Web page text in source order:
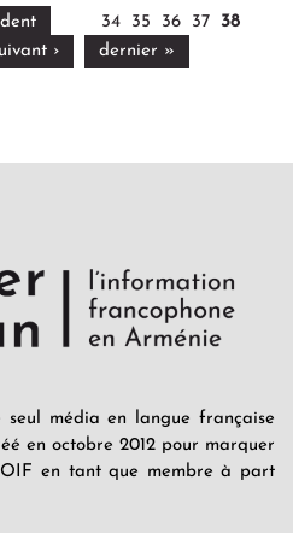
34 35 36 37
38
› dernier »
seul média en langue française
en octobre 2012 pour marquer
en tant que membre à part